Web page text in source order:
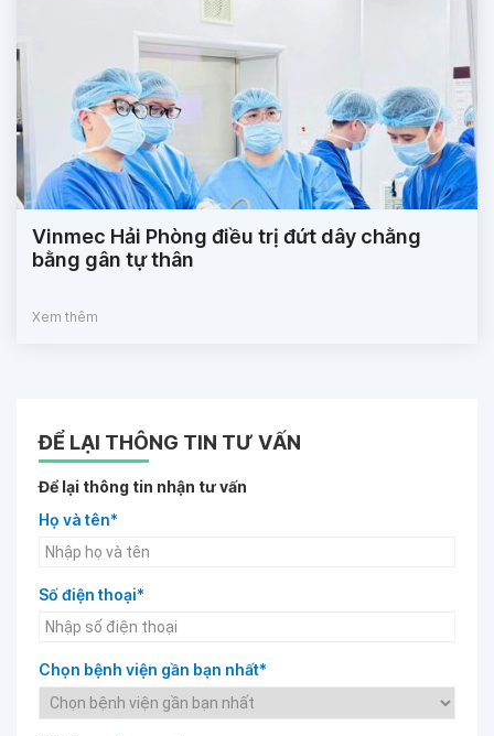
Vinmec Hải Phòng điều trị đứt dây chằng
bằng gân tự thân
Xem thêm
ĐỂ LẠI THÔNG TIN TƯ VẤN
Để lại thông tin nhận tư vấn
Họ và tên*
Số điện thoại*
Chọn bệnh viện gần bạn nhất*